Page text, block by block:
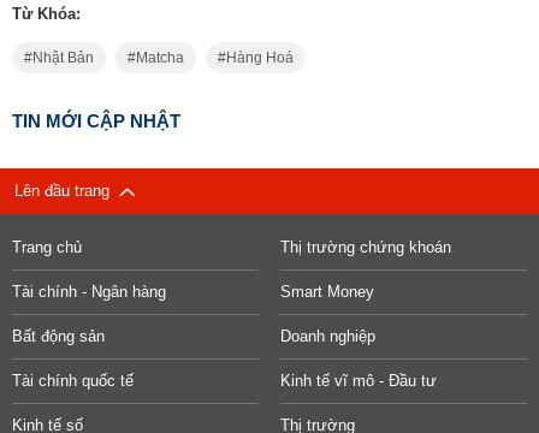
Từ Khóa:
Nhật Bản Matcha Hàng Hoá
TIN MỚI CẬP NHẬT
Lên đầu trang
Trang chủ Thị trường chứng khoán
Tài chính - Ngân hàng Smart Money
Bất động sản Doanh nghiệp
Tài chính quốc tế Kinh tế vĩ mô - Đầu tư
Kinh tế số Thị trường